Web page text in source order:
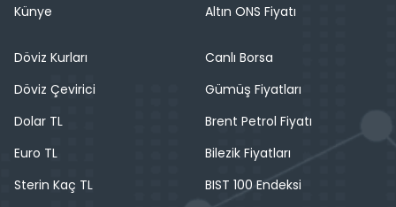
Künye
Altın ONS Fiyatı
Döviz Kurları
Döviz Çevirici
Dolar TL
Euro TL
Sterin Kaç TL
Canlı Borsa
Gümüş Fiyatları
Brent Petrol Fiyatı
Bilezik Fiyatları
BIST 100 Endeksi